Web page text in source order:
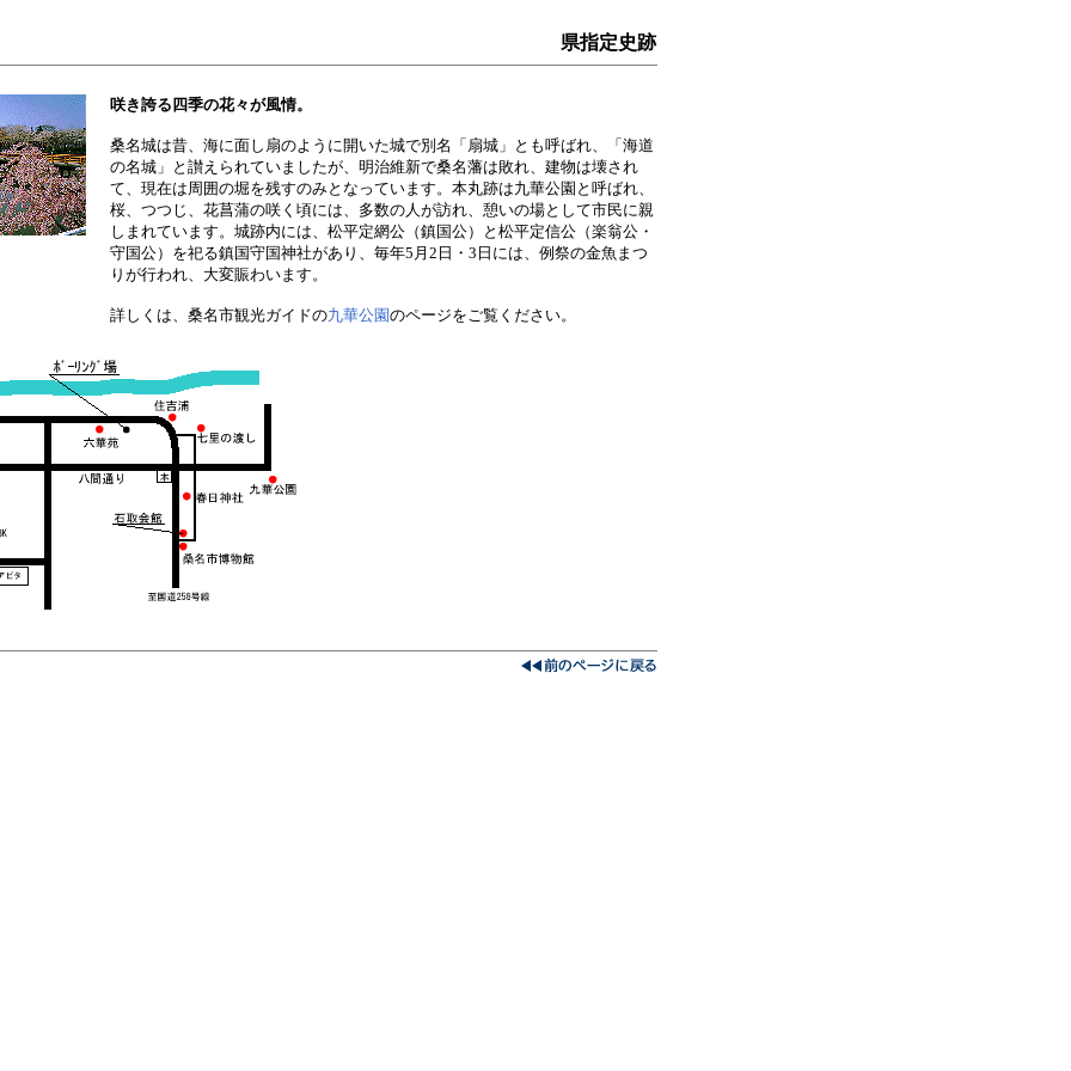
県指定史跡
咲き誇る四季の花々が風情。
桑名城は昔、海に面し扇のように開いた城で別名「扇城」とも呼ばれ、「海道
の名城」と讃えられていましたが、明治維新で桑名藩は敗れ、建物は壊され
て、現在は周囲の堀を残すのみとなっています。本丸跡は九華公園と呼ばれ、
桜、つつじ、花菖蒲の咲く頃には、多数の人が訪れ、憩いの場として市民に親
しまれています。城跡内には、松平定網公（鎮国公）と松平定信公（楽翁公・
守国公）を祀る鎮国守国神社があり、毎年5月2日・3日には、例祭の金魚まつ
りが行われ、大変賑わいます。
詳しくは、桑名市観光ガイドの九華公園のページをご覧ください。